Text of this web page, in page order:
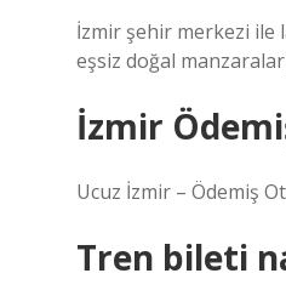
İzmir şehir merkezi ile
eşsiz doğal
İzmir
Ucuz İzmir – Ödemiş
Tren bileti